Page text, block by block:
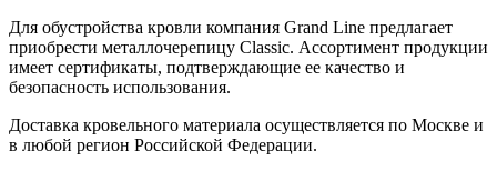
Для обустройства кровли компания Grand Line предлагает
приобрести металлочерепицу Classic. Ассортимент продукции
имеет сертификаты, подтверждающие ее качество и
безопасность использования.
Доставка кровельного материала осуществляется по Москве и
в любой регион Российской Федерации.